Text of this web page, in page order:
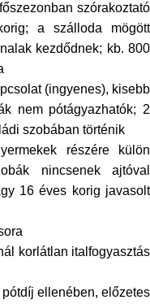
szórakoztató
a szálloda mögött
kezdődnek; kb. 800
(ingyenes), kisebb
nem pótágyazhatók; 2
szobában történik
részére külön
nincsenek ajtóval
16 éves korig javasolt
korlátlan italfogyasztás
ellenében, előzetes